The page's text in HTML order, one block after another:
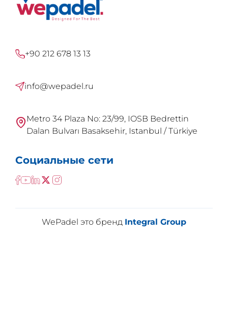
+90 212 678 13 13
info@wepadel.ru
Metro 34 Plaza No: 23/99, IOSB Bedrettin
Dalan Bulvarı Basaksehir, Istanbul / Türkiye
Социальные сети
WePadel это бренд Integral Group